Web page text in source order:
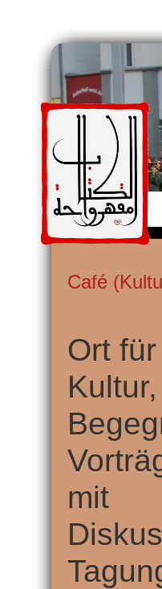
Café
Ort für
Kultur,
mit